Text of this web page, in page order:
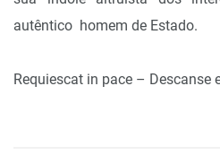
autêntico homem de Estado.
Requiescat in pace – Descanse